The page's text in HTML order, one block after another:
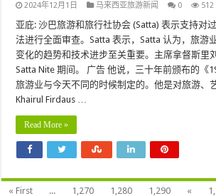
2024年12月1日 马来西亚旅游新闻 0 512
亚庇: 沙巴旅游和旅行社协会 (Satta) 表示支持对
法进行全面审查。Satta 表示，Satta 认为，旅游
变化的趋势和技术进步至关重要。主席拿督斯里
Satta Nite 期间。 广告 他说，三十年前颁布的《
旅游业与今天不同的时候制定的。他是对旅游、
Khairul Firdaus …
Read More »
« First ... 1,270 1,280 1,290 «